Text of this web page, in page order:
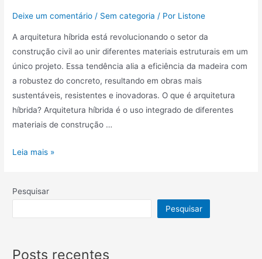
Deixe um comentário / Sem categoria / Por Listone
A arquitetura híbrida está revolucionando o setor da
construção civil ao unir diferentes materiais estruturais em um
único projeto. Essa tendência alia a eficiência da madeira com
a robustez do concreto, resultando em obras mais
sustentáveis, resistentes e inovadoras. O que é arquitetura
híbrida? Arquitetura híbrida é o uso integrado de diferentes
materiais de construção …
Leia mais »
Pesquisar
Pesquisar
Posts recentes